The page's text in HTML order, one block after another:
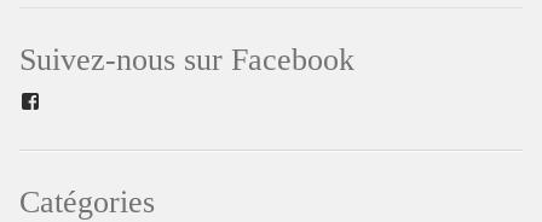
l’article
Suivez-nous sur Facebook
Catégories